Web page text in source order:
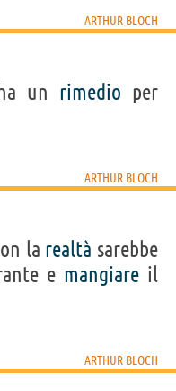
ARTHUR BLOCH
un rimedio per
ARTHUR BLOCH
la realtà sarebbe
e mangiareil
ARTHUR BLOCH